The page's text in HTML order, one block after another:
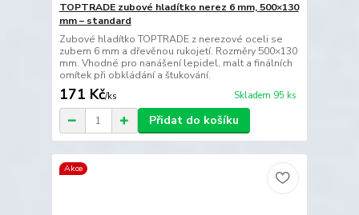
TOPTRADE zubové hladítko nerez 6 mm, 500×130
mm – standard
Zubové hladítko TOPTRADE z nerezové oceli se
zubem 6 mm a dřevěnou rukojetí. Rozměry 500×130
mm. Vhodné pro nanášení lepidel, malt a finálních
omítek při obkládání a štukování.
171 Kč/ks Skladem 95 ks
Přidat do košíku
Akce